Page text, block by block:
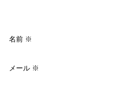
名前 ※
メール ※